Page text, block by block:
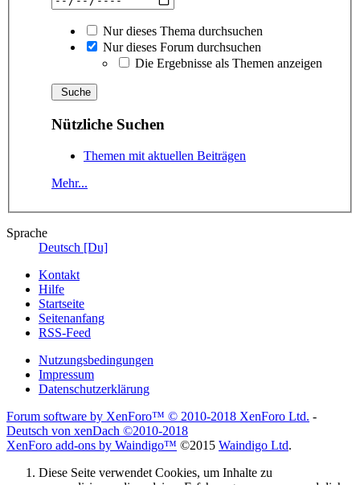
Nur dieses Thema durchsuchen
Nur dieses Forum durchsuchen
Die Ergebnisse als Themen anzeigen
Nützliche Suchen
Themen mit aktuellen Beiträgen
Mehr...
Sprache
Deutsch [Du]
Kontakt
Hilfe
Startseite
Seitenanfang
RSS-Feed
Nutzungsbedingungen
Impressum
Datenschutzerklärung
Forum software by XenForo™ © 2010-2018 XenForo Ltd. -
Deutsch von xenDach ©2010-2018
XenForo add-ons by Waindigo™ ©2015 Waindigo Ltd.
Diese Seite verwendet Cookies, um Inhalte zu